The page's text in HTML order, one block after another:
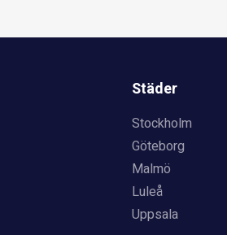
Städer
Stockholm
Göteborg
Malmö
Luleå
Uppsala